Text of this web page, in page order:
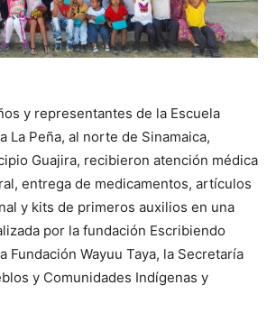
y representantes de la Escuela
La Peña, al norte de Sinamaica,
Guajira, recibieron atención médica
entrega de medicamentos, artículos
y kits de primeros auxilios en una
por la fundación Escribiendo
Fundación Wayuu Taya, la Secretaría
y Comunidades Indígenas y